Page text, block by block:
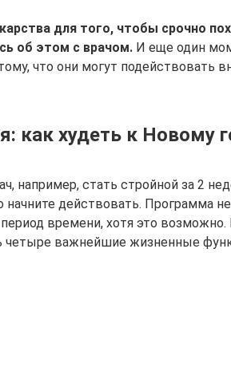
для того, чтобы срочно
об этом с врачом. И еще один
что они могут подействовать
как худеть к Новому
например, стать стройной за 2
начните действовать. Программа
времени, хотя это возможно.
четыре важнейшие жизненные